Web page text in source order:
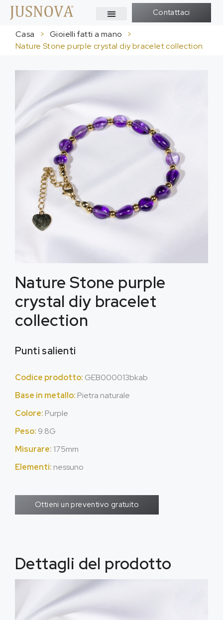
Contattaci
Casa > Gioielli fatti a mano
>
Nature Stone purple crystal diy bracelet collection
Nature Stone purple
crystal diy bracelet
collection
Punti salienti
Codice prodotto: GEB000013bkab
Base in metallo: Pietra naturale
Colore: Purple
Peso: 9.8G
Misurare: 175mm
Elementi: nessuno
Ottieni un preventivo gratuito
Dettagli del prodotto